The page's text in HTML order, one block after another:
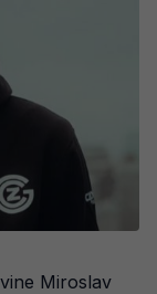
Miroslav